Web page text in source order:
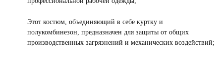
Этот костюм, объединяющий в себе куртку и
полукомбинезон, предназначен для защиты от общих
производственных загрязнений и механических воздействий;